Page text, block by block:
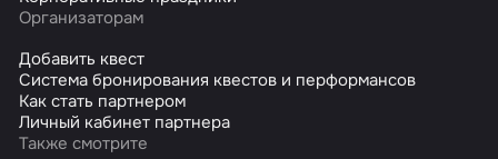
Организаторам
Добавить квест
Система бронирования квестов и перформансов
Как стать партнером
Личный кабинет партнера
Также смотрите